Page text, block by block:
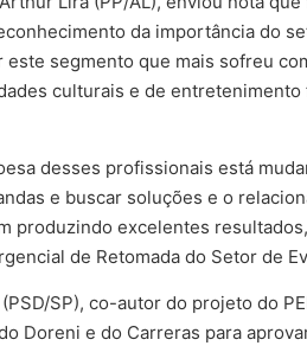
da importância do
segmento que mais sofreu
culturais e de
desses profissionais está
e buscar soluções e o
produzindo excelentes resultados,
de Retomada do Setor de
SP), co-autor do projeto do
do Doreni e do Carreras para